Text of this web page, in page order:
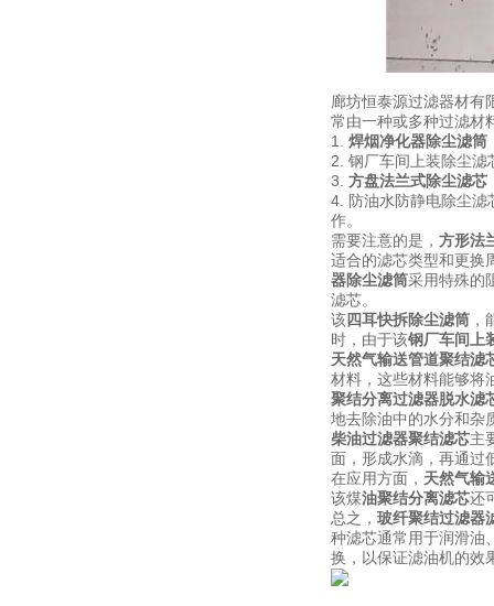
廊坊恒泰源过滤器材有
常由一种或多种过滤材
1. 焊烟净化器除尘滤筒
2. 钢厂车间上装除尘
3. 方盘法兰式除尘滤芯
4. 防油水防静电除尘滤
作。
需要注意的是， 方形法
适合的滤芯类型和更换
器除尘滤筒采用特殊的
滤芯。
该四耳快拆除尘滤筒
时，由于该钢厂车间上
天然气输送管道聚结滤
材料，这些材料能够将
聚结分离过滤器脱水滤
地去除油中的水分和杂
柴油过滤器聚结滤芯主
面，形成水滴，再通过
在应用方面， 天然气输
该煤油聚结分离滤芯还
总之， 玻纤聚结过滤器
种滤芯通常用于润滑油
换，以保证滤油机的效